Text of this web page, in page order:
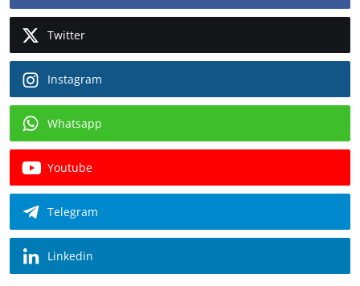
Twitter
Instagram
Whatsapp
Youtube
Telegram
Linkedin